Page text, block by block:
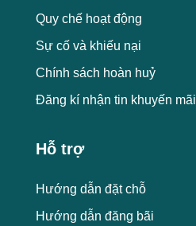
Quy chế hoạt động
Sự cố và khiếu nại
Chính sách hoàn huỷ
Đăng kí nhận tin khuyến mãi
Hỗ trợ
Hướng dẫn đặt chỗ
Hướng dẫn đăng bãi